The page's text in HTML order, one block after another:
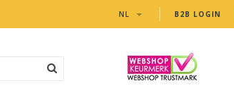
B2B LOGIN
NL